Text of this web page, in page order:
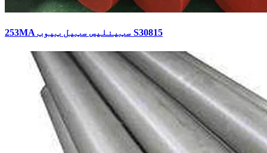
253MA سټینلیس سټیل ټیوب S30815